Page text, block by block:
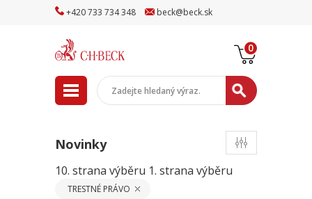
+420733 734348 beck@beck.sk
0
Novinky
10. strana výběru 1. strana výběru
TRESTNÉ PRÁVO